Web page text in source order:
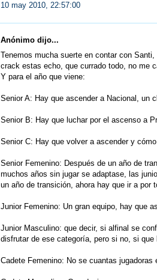
10 may 2010, 22:57:00
Anónimo dijo...
Tenemos mucha suerte en contar con
crack estas echo, que currado todo, no me
Y para el año que viene:
Senior A: Hay que ascender a Nacional, un
Senior B: Hay que luchar por el ascenso a
Senior C: Hay que volver a ascender y
Senior Femenino: Después de un año de
muchos años sin jugar se adaptase, las
un año de transición, ahora hay que ir a por
Junior Femenino: Un gran equipo, hay que
Junior Masculino: que decir, si alfinal se
disfrutar de ese categoría, pero si no, si que
Cadete Femenino: No se cuantas jugadoras